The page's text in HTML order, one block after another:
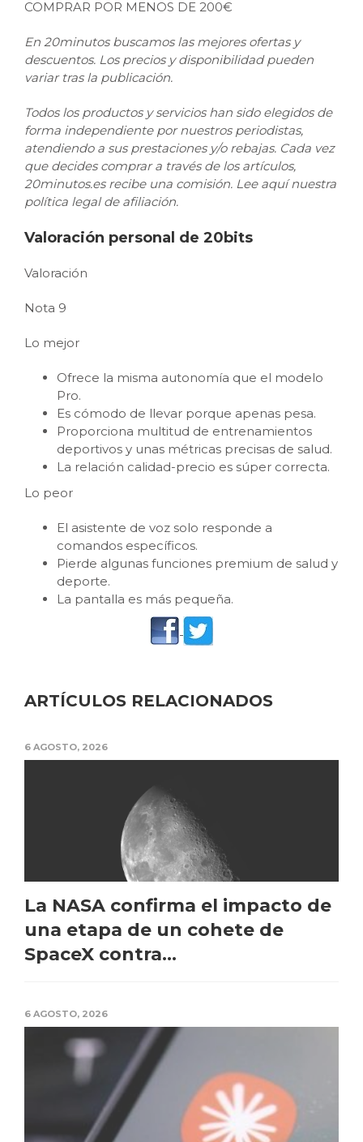
COMPRAR POR MENOS DE 200€
En 20minutos buscamos las mejores ofertas y
descuentos. Los precios y disponibilidad pueden
variar tras la publicación.
Todos los productos y servicios han sido elegidos de
forma independiente por nuestros periodistas,
atendiendo a sus prestaciones y/o rebajas. Cada vez
que decides comprar a través de los artículos,
20minutos.es recibe una comisión. Lee aquí nuestra
política legal de afiliación.
Valoración personal de 20bits
Valoración
Nota 9
Lo mejor
Ofrece la misma autonomía que el modelo
Pro.
​Es cómodo de llevar porque apenas pesa.
​Proporciona multitud de entrenamientos
deportivos y unas métricas precisas de salud.
La relación calidad-precio es súper correcta.
Lo peor
El asistente de voz solo responde a
comandos específicos.
​Pierde algunas funciones premium de salud y
deporte.
​La pantalla es más pequeña.
ARTÍCULOS RELACIONADOS
6 AGOSTO, 2026
La NASA confirma el impacto de
una etapa de un cohete de
SpaceX contra...
6 AGOSTO, 2026